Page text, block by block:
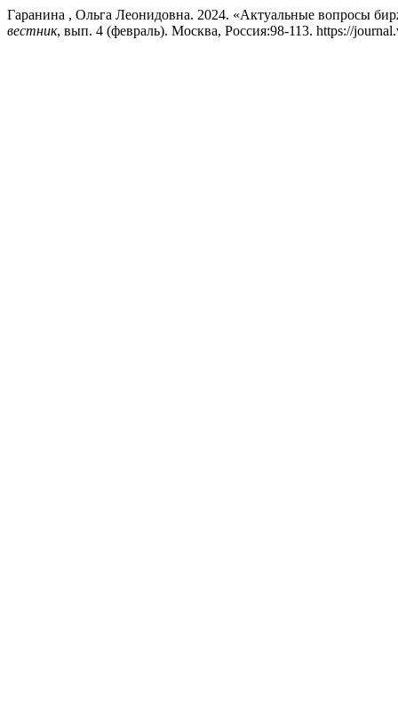
Гаранина , Ольга Леонидовна. 2024. «Актуальные вопросы
вестник, вып. 4 (февраль). Москва, Россия:98-113. https://